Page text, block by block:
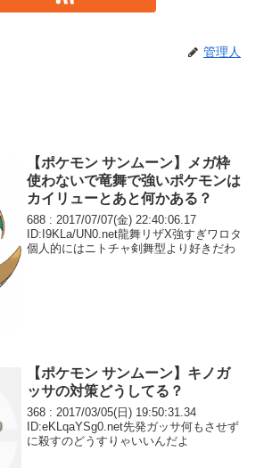
管理人
【ポケモン サンムーン】メガ枠
使わないで竜舞で強いポケモンは
カイリューとあと何かある？
688 : 2017/07/07(金) 22:40:06.17
ID:I9KLa/UN0.net龍舞リザX強すぎワロタ
個人的にはニトチャ剣舞型より好きだわ
【ポケモン サンムーン】キノガ
ッサの対策どうしてる？
368 : 2017/03/05(日) 19:50:31.34
ID:eKLqaYSg0.net先発ガッサ何もさせず
に殺すのどうすりゃいいんだよ